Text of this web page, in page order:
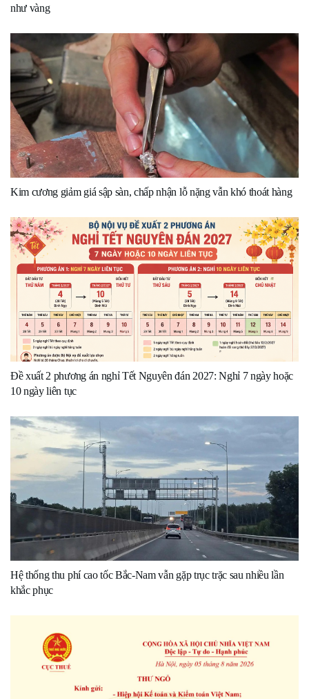
như vàng
Kim cương giảm giá sập sàn, chấp nhận lỗ nặng vẫn khó thoát hàng
Đề xuất 2 phương án nghỉ Tết Nguyên đán 2027: Nghỉ 7 ngày hoặc
10 ngày liên tục
Hệ thống thu phí cao tốc Bắc-Nam vẫn gặp trục trặc sau nhiều lần
khắc phục